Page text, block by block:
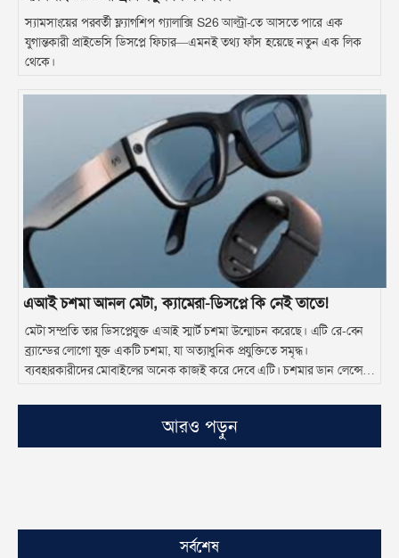
স্যামসাংয়ের পরবর্তী ফ্ল্যাগশিপ গ্যালাক্সি S26 আল্ট্রা-তে আসতে পারে এক
যুগান্তকারী প্রাইভেসি ডিসপ্লে ফিচার—এমনই তথ্য ফাঁস হয়েছে নতুন এক লিক
থেকে।
এআই চশমা আনল মেটা, ক্যামেরা-ডিসপ্লে কি নেই তাতে!
মেটা সম্প্রতি তার ডিসপ্লেযুক্ত এআই স্মার্ট চশমা উন্মোচন করেছে। এটি রে-বেন
ব্র্যান্ডের লোগো যুক্ত একটি চশমা, যা অত্যাধুনিক প্রযুক্তিতে সমৃদ্ধ।
ব্যবহারকারীদের মোবাইলের অনেক কাজই করে দেবে এটি। চশমার ডান লেন্সে
কল এবং লাইভ ট্রান্সলেশন দেখাতে পারবে।
আরও পড়ুন
সর্বশেষ